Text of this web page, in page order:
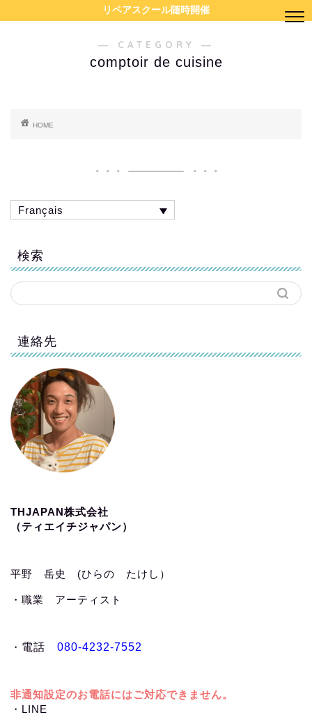
リペアスクール随時開催
― CATEGORY ―
comptoir de cuisine
HOME
Français
検索
連絡先
THJAPAN株式会社
（ティエイチジャパン）
平野 岳史 (ひらの たけし）
・職業 アーティスト
・ 電話 080-4232-7552
非通知設定のお電話にはご対応できません。
・LINE